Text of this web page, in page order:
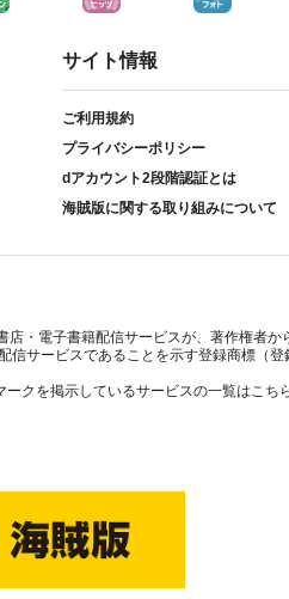
サイト情報
ご利用規約
プライバシーポリシー
dアカウント2段階認証とは
海賊版に関する取り組みについて
店・電子書籍配信サービスが、著作権者か
信サービスであることを示す登録商標（登
クを掲示しているサービスの一覧はこち